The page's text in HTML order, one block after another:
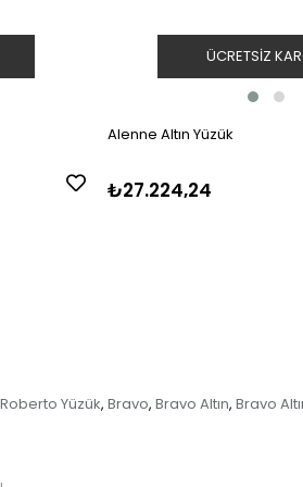
Alenne Altın Yüzük
₺27.224,24
ÜCRETSIZ
Roberto Yüzük, Bravo, Bravo Altın, Bravo